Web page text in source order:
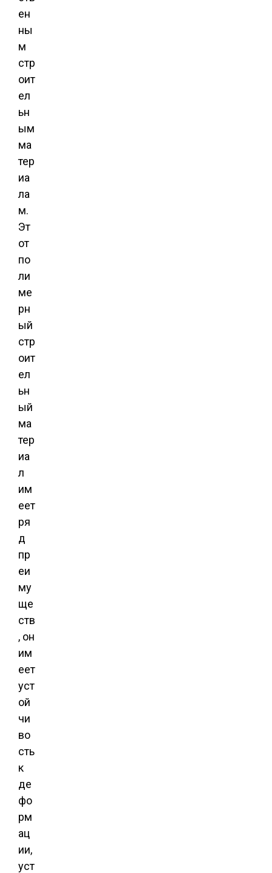
ен
ны
м
стр
оит
ел
ьн
ым
ма
тер
иа
ла
м.
Эт
от
по
ли
ме
рн
ый
стр
оит
ел
ьн
ый
ма
тер
иа
л
им
еет
ря
д
пр
еи
му
ще
ств
, он
им
еет
уст
ой
чи
во
сть
к
де
фо
рм
ац
ии,
уст